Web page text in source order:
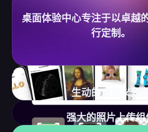
桌面体验中心专注于以卓越
行定制。
生动的自定义预览
强大的照片上传组